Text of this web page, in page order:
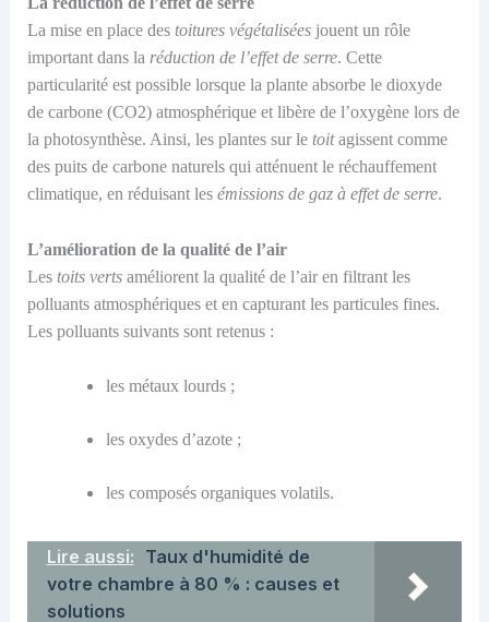
La mise en place des toitures végétaliséesjouent un rôle
important dans la réduction de l’effet de serre. Cette
particularité est possible lorsque la plante absorbele dioxyde
de carbone (CO2) atmosphérique et libère de l’oxygène lors de
la photosynthèse. Ainsi, les plantes sur le toitagissent comme
des puits de carbone naturelsqui atténuent le réchauffement
climatique, en réduisant les émissions de gaz à effet de serre.
L’amélioration de la qualité de l’air
Les toits vertsaméliorentla qualité de l’air en filtrant les
polluants atmosphériques et en capturant les particules fines.
Les polluants suivants sont retenus :
les métaux lourds;
les oxydes d’azote ;
les composés organiques volatils.
Lire aussi: Taux d'humidité de
votre chambre à 80 % : causes et
solutions